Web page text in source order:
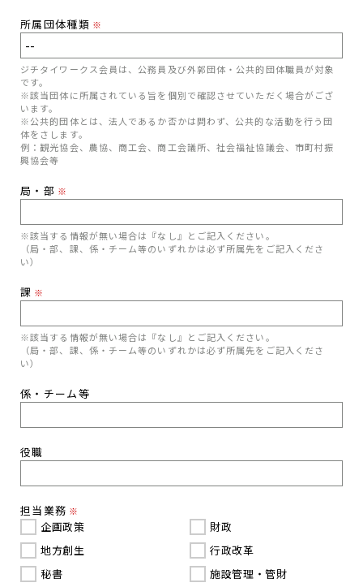
所属団体種類 ※
ジチタイワークス会員は、公務員及び外郭団体・公共的団体職員が対象
です。
※該当団体に所属されている旨を個別で確認させていただく場合がござ
います。
※公共的団体とは、法人であるか否かは問わず、公共的な活動を行う団
体をさします。
例：観光協会、農協、商工会、商工会議所、社会福祉協議会、市町村振
興協会等
局・部 ※
※該当する情報が無い場合は『なし』とご記入ください。
（局・部、課、係・チーム等のいずれかは必ず所属先をご記入くださ
い）
課 ※
※該当する情報が無い場合は『なし』とご記入ください。
（局・部、課、係・チーム等のいずれかは必ず所属先をご記入くださ
い）
係・チーム等
役職
担当業務 ※
企画政策
地方創生
秘書
財政
行政改革
施設管理・管財